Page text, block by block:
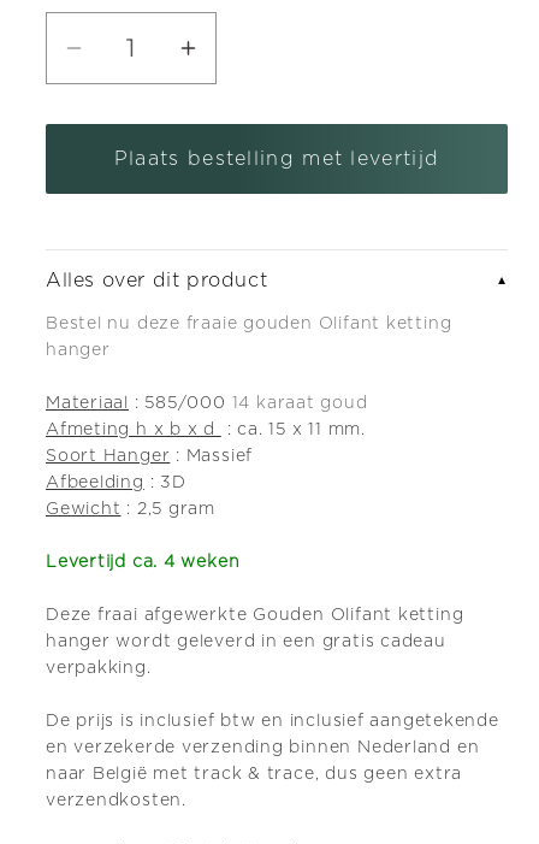
Aantal
voor
Gouden
Olifant
hanger
Aantal
voor
Gouden
Olifant
hanger
Plaats bestelling met levertijd
Alles over dit product ▼
Bestel nu deze fraaie gouden Olifant ketting
hanger
Materiaal : 585/000 14 karaat goud
Afmeting h x b x d
: ca. 15 x 11 mm.
Soort Hanger : Massief
Afbeelding : 3D
Gewicht : 2,5 gram
Levertijd ca. 4 weken
Deze fraai afgewerkte Gouden Olifant ketting
hanger wordt geleverd in een gratis cadeau
verpakking.
De prijs is inclusief btw en inclusief aangetekende
en verzekerde verzending binnen Nederland en
naar België met track & trace, dus geen extra
verzendkosten.